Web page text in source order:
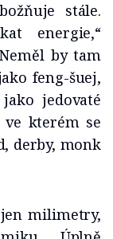
stále.
energie,“
by tam
feng-šuej,
jedovaté
ve kterém se
derby, monk
milimetry,